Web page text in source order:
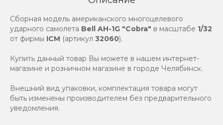
Сборная модель американского многоцелевого
ударного самолета Bell AH-1G "Cobra" в масштабе 1/32
от фирмы ICM (артикул 32060).
Купить данный товар Вы можете в нашем интернет-
магазине и розничном магазине в городе Челябинск.
Внешний вид упаковки, комплектация товара могут
быть изменены производителем без предварительного
уведомления.